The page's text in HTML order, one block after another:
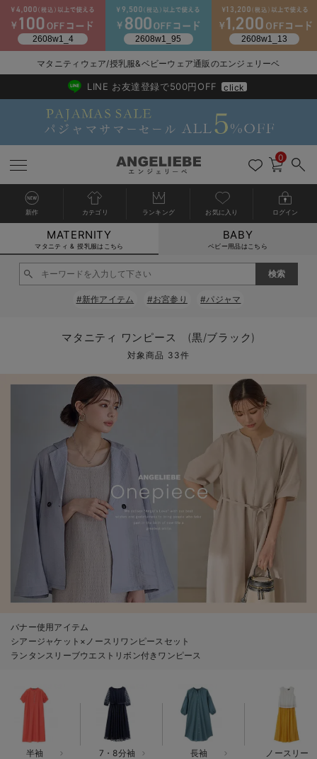
マタニティウェア全て
マタニティ ワンピース
マタニティ トップス
マタニティ アウター（コート）・ママコート
マタニティ 下着・インナー全て
授乳ブラ・マタニティブラ（マタニティインナー・産後用品）
マタニティ 授乳 キャミソール
産褥ショーツ
骨盤・マタニティベルト （妊娠中・産後）
産後 ガードル インナー
マタニティ 腹巻き
授乳服全て
マタニティ フォーマル全て
マタニティ スーツ
マタニティ ドレス（結婚式・お呼ばれ）
マタニティ フォーマル パンツ・ボトムス
授乳用品全て
妊婦用 抱き枕・授乳クッション
マタニティレッグウェア全て
マタニティストッキング・タイツ
マタニティ ボディケア全て
アウトレット全て
【アウトレット】ワンピース
【アウトレット】パジャマ
【アウトレット】インナー
【アウトレット】ベビー
特集全て
コットン素材
接触冷感素材
Tシャツブラ
ブラトップ
親子セット
快適機能ウェア特集 トップス
快適機能ウェア特集 ボトムス
erbaviva（エルバビーバ）
ハレの日に着るANGELIEBEのセレモニー
買って正解！高評価レビューアイテム
再入荷全て
再入荷｜インナー
戻る
送料無料アイテム全て
ワンピース
スカート
パジャマ
インナー
ベビー
戻る
ブラキャミ おまとめ
MAX55%OFF ブラック
戻る
【37周年祭セール】
【37周年祭セール】
戻る
気温差別オススメア
【15℃】3月下旬～
戻る
動きやすく着回しで
戻る
強撚スムース(コスパ
戻る
マタニティウェア
【おまとめ割】パジ
戻る
こだわりの履き心地
カジュアル
オフィス
戻る
ジャケット派
きれいめ美脚パンツ派
ツィード派
王道シンプル派
セットアップ派
戻る
出産準備応援割全て
マタニティパジャマ
戻る
【オフィスカジュア
戻る
レギンスタイプ
戻る
【フォーマル】ワン
戻る
【ベビー】長袖
戻る
ハンカチ
短肌着
セット
戻る
快適ウェア10%OFF
快適ウェア10%OFF
戻る
春のマタニティワン
セットアップ・ レイ
ジャンパースカート/
ワーク・オフィス
カジュアル
フォーマル / オケー
あったかアイテム｜
戻る
Gift Selection 出産
〜3,000円（税込）
10,001円（税込）〜
女の子におススメの
男の子におススメの
もらって嬉しいギフト
かわいくておもしろ
何枚あっても嬉しい
長く使えるアイテム
戻る
冬の冷え対策インナ
薄くてあったか
保温&リカバリー
レギンス・タイツ
カップ付きインナー
あったか度◎
裏起毛素材
戻る
入院準備の持ち物チ
入院してすぐ使うグ
戻る
冬のあったか特集全て
【冬のあったか特集
【冬のあったか特集
マタニティウェア/授乳服&ベビーウェア通販のエンジェリーベ
2026/NewArrival
送料495円(一部地域を除く) 7,700円以上で送料無料
LINE お友達登録で500円OFF click
0
新作 カテゴリ ランキング お気に入り ログイン
MATERNITY
マタニティ & 授乳服はこちら
BABY
ベビー用品はこちら
#新作アイテム #お宮参り #パジャマ
マタニティ ワンピース (黒/ブラック)
対象商品 33件
バナー使用アイテム
シアージャケット×ノースリワンピースセット
ランタンスリーブウエストリボン付きワンピース
半袖 7・8分袖 長袖
ノースリー
カートに入れる
閉じる